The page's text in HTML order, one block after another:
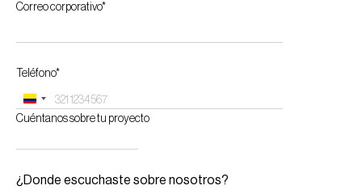
Correo corporativo*
Teléfono*
Colombia
+57
Cuéntanos sobre tu proyecto
¿Donde escuchaste sobre nosotros?